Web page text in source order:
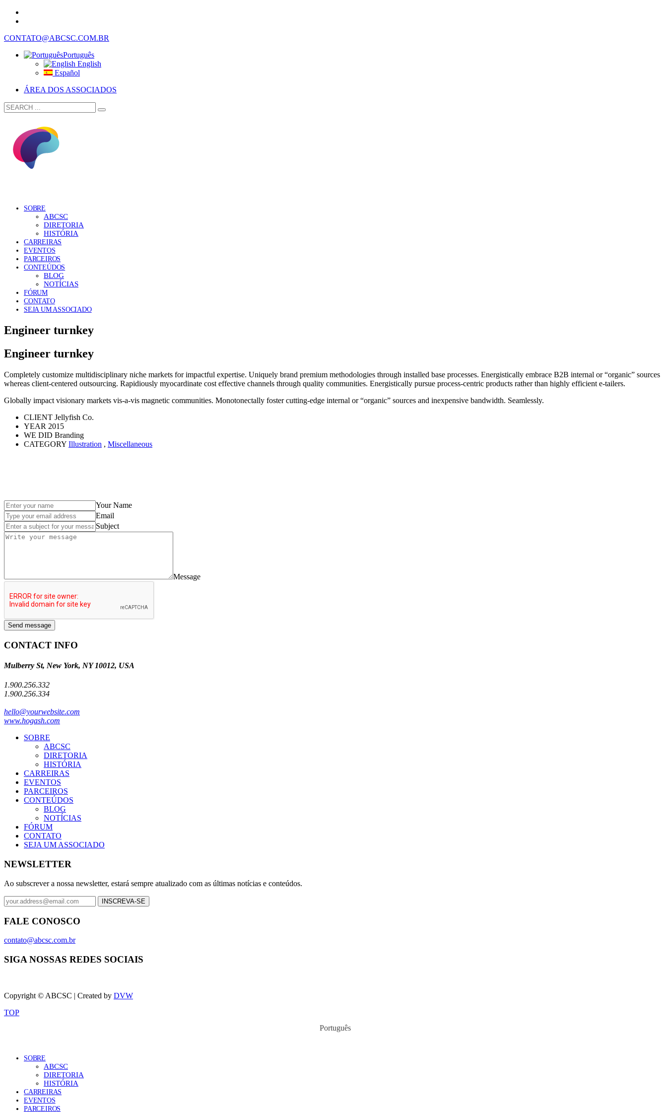
CONTATO@ABCSC.COM.BR
Português
English
Español
ÁREA DOS ASSOCIADOS
SOBRE
ABCSC
DIRETORIA
HISTÓRIA
CARREIRAS
EVENTOS
PARCEIROS
CONTEÚDOS
BLOG
NOTÍCIAS
FÓRUM
CONTATO
SEJA UM ASSOCIADO
Engineer turnkey
Engineer turnkey
Completely customize multidisciplinary niche markets for impactful expertise. Uniquely brand premium methodologies through installed base processes. Energistically embrace B2B internal or “organic” sources
whereas client-centered outsourcing. Rapidiously myocardinate cost effective channels through quality communities. Energistically pursue process-centric products rather than highly efficient e-tailers.
Globally impact visionary markets vis-a-vis magnetic communities. Monotonectally foster cutting-edge internal or “organic” sources and inexpensive bandwidth. Seamlessly.
CLIENT Jellyfish Co.
YEAR 2015
WE DID Branding
CATEGORY Illustration , Miscellaneous
Your Name
Email
Subject
Message
Send message
CONTACT INFO
Mulberry St, New York, NY 10012, USA
1.900.256.332
1.900.256.334
hello@yourwebsite.com
www.hogash.com
SOBRE
ABCSC
DIRETORIA
HISTÓRIA
CARREIRAS
EVENTOS
PARCEIROS
CONTEÚDOS
BLOG
NOTÍCIAS
FÓRUM
CONTATO
SEJA UM ASSOCIADO
NEWSLETTER
Ao subscrever a nossa newsletter, estará sempre atualizado com as últimas notícias e conteúdos.
FALE CONOSCO
contato@abcsc.com.br
SIGA NOSSAS REDES SOCIAIS
Copyright © ABCSC | Created by DVW
TOP
Português
SOBRE
ABCSC
DIRETORIA
HISTÓRIA
CARREIRAS
EVENTOS
PARCEIROS